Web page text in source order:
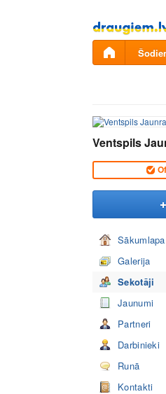
Pāriet
uz
saturu
Ventspils
Sākumlapa
Galerija
Sekotāji
Jaunumi
Partneri
Darbinieki
Runā
Kontakti